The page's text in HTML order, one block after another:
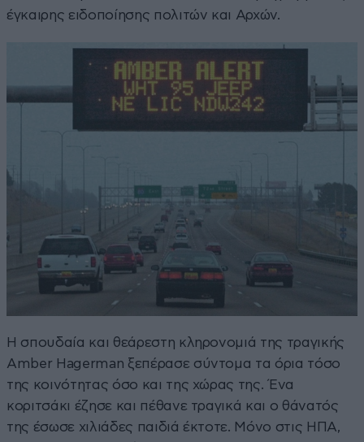
έγκαιρης ειδοποίησης πολιτών και Αρχών.
Η σπουδαία και θεάρεστη κληρονομιά της τραγικής
Amber Hagerman ξεπέρασε σύντομα τα όρια τόσο
της κοινότητας όσο και της χώρας της. Ένα
κοριτσάκι έζησε και πέθανε τραγικά και ο θάνατός
της έσωσε χιλιάδες παιδιά έκτοτε. Μόνο στις ΗΠΑ,